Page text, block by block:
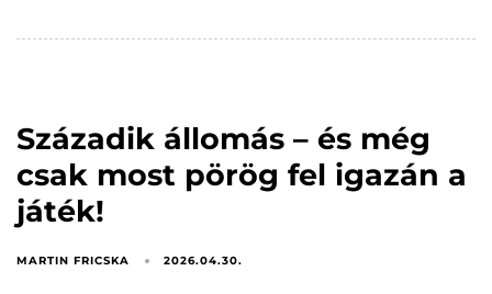
Századik állomás – és még
csak most pörög fel igazán a
játék!
MARTIN FRICSKA 2026.04.30.